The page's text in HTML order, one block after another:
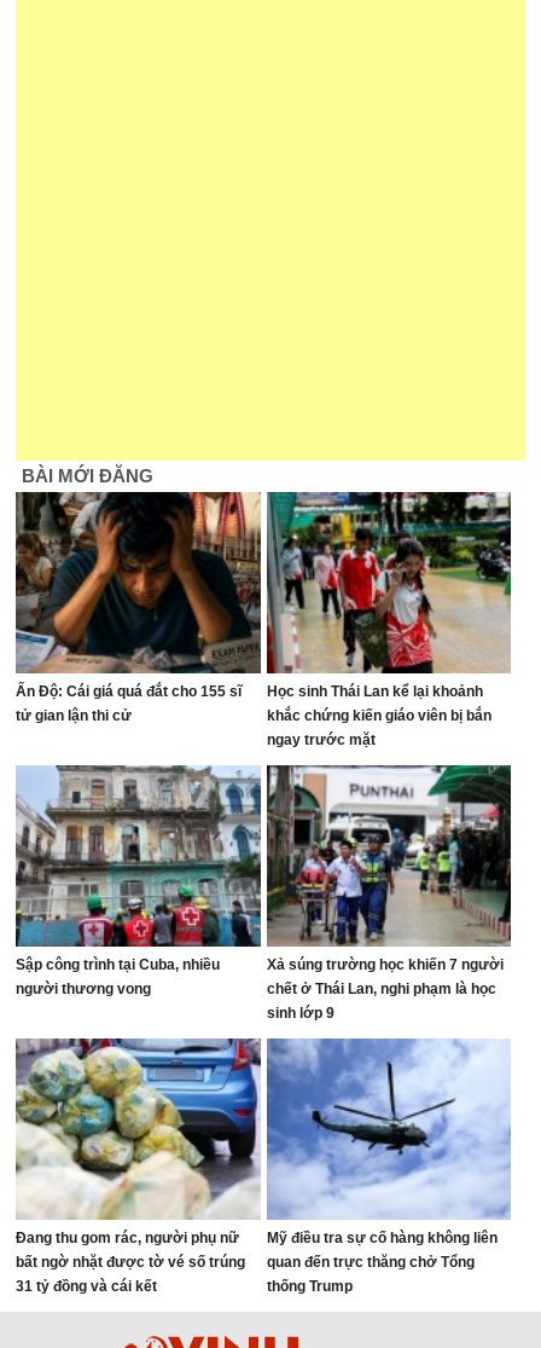
BÀI MỚI ĐĂNG
Ấn Độ: Cái giá quá đắt cho 155 sĩ
tử gian lận thi cử
Học sinh Thái Lan kể lại khoảnh
khắc chứng kiến giáo viên bị bắn
ngay trước mặt
Sập công trình tại Cuba, nhiều
người thương vong
Xả súng trường học khiến 7 người
chết ở Thái Lan, nghi phạm là học
sinh lớp 9
Đang thu gom rác, người phụ nữ
bất ngờ nhặt được tờ vé số trúng
31 tỷ đồng và cái kết
Mỹ điều tra sự cố hàng không liên
quan đến trực thăng chở Tổng
thống Trump